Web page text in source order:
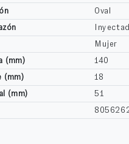
Oval
Mujer
(mm)
140
(mm)
18
(mm)
51